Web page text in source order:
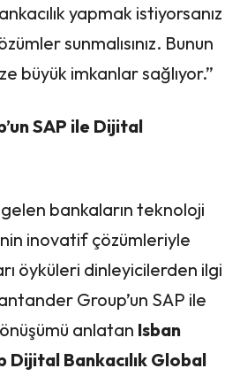
yapmak istiyorsanız
sunmalısınız. Bunun
büyük imkanlar sağlıyor.”
SAP ile Dijital
bankaların teknoloji
inovatif çözümleriyle
öyküleri dinleyicilerden ilgi
Group’un SAP ile
anlatan Isban
Bankacılık Global